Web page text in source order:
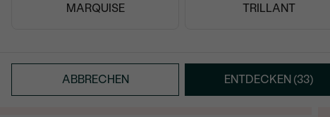
MARQUISE TRILLANT
ABBRECHEN ENTDECKEN (33)
Verifizierter Kunde
19.11.2022